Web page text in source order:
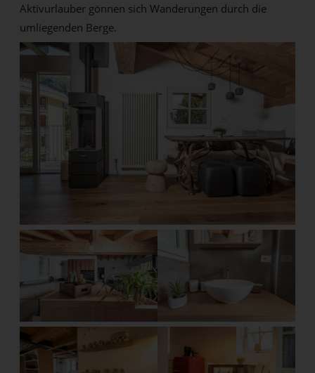
Aktivurlauber gönnen sich Wanderungen durch die
umliegenden Berge.